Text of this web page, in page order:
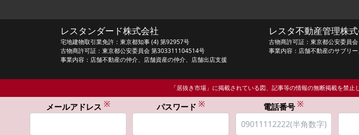
レスタンダード株式会社
宅地建物取引業免許：東京都知事 (4) 第92957号
古物商許可証：東京都公安委員会 第303311104514号
事業内容：店舗不動産の仲介、店舗資産の仲介、店舗出店支援
レスタ不動産管理株
古物商許可証：東京都公安委員
事業内容：店舗不動産のサブリ
「居抜き市場」に掲載されている図、記事等の情報の無断掲載を禁
メールアドレス ※ パスワード ※ 電話番号 ※